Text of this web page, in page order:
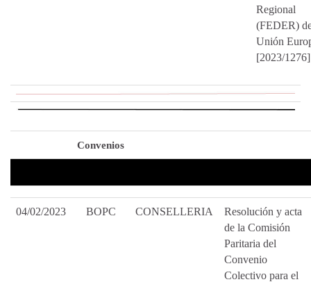
Regional
(FEDER)
Unión
[2023/1276]
Convenios
04/02/2023 BOPC CONSELLERIA
Resolución y acta
de la Comisión
Paritaria del
Convenio
Colectivo para el